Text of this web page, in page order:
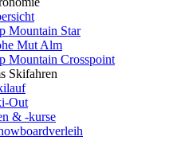
Mountain Star
Mut Alm
Mountain Crosspoint
Skifahren
Out
& -kurse